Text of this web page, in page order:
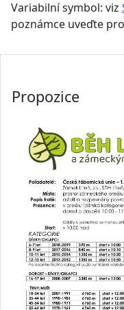
Variabilní symbol: viz
poznámce uveďte
Propozice